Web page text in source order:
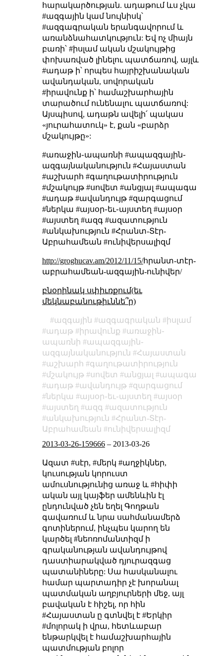
հարակարծության. ադաթում ևս չկա
#ազգային կամ նույնիսկ՝
#ազգագրական երանգավորում և
առանձնահատկություն: Եվ ոչ միայն
բառի՝ #իսլամ ական մշակույթից
փոխառված լինելու պատճառով, այլև
#ադաթ ի՝ որպես հայրիշխանական
ավանդական, սովորական
#իրավունք ի՝ համաշխարհային
տարածում ունենալու պատճառով:
Այսպիսով, ադաթն ավելի՛ պակաս
«յուրահատուկ» է, քան «բարձր
մշակույթը»:
#առաջին֊ապառնի #ապազգային֊
ազգայնականություն #Հայաստան
#աշխարհ #գաղութատիրություն
#մշակույթ #սովետ #անցյալ #ապագա
#ադաթ #ավանդույթ #զարգացում
#ներկա #այսօր֊եւ֊այստեղ #այսօր
#այստեղ #ազգ #ազատություն
#անկախություն #Հրանտ-Տէր-
Աբրահամեան #ունիվերսալիզմ
http://groghucav.am/2012/11/15/հրանտ-տէր-
աբրահամեան-ազգային-ունիվեր/
բնօրինակ սփիւռքում(եւ
մեկնաբանութիւննե՞ր)
ազգային ազգագրական
իսլամ
ադաթ
իրավունք
առաջին֊
ապառնի
ապազգային֊
ազգայնականություն
Հայաստան
աշխարհ
գաղութատիրություն
մշակույթ
սովետ անցյալ
ապագա
ադաթ
ավանդույթ
զարգացում
ներկա
այսօր֊եւ֊այստեղ
այսօր
այստեղ
ազգ
ազատություն
անկախություն
Հրանտ-Տէր-
Աբրահամեան
ունիվերսալիզմ
2013-03-26-159666– 2013-03-26
Ազատ #սէր, #մերկ #աղջիկներ,
կուսության կորուստ
ամուսնությունից առաջ և #հիփի
ական այլ կայֆեր ամենևին էլ
ընդունված չեն եղել Գողթան
գավառում և նրա սահմանամերձ
գոտիներում, ինչպես կարող են
կարծել #նեոռոմանտիզմ ի
գրականության ավանդույթով
դաստիարակված դյուրազգաց
պատանիները: Սա հասկանալու
համար պարտադիր չէ խորանալ
պատմական աղբյուրների մեջ, այլ
բավական է հիշել, որ հին
#Հայաստան ը գտնվել է #Երկիր
#մոլորակ ի վրա, հետևաբար
ենթարկվել է համաշխարհային
պատմության բոլոր